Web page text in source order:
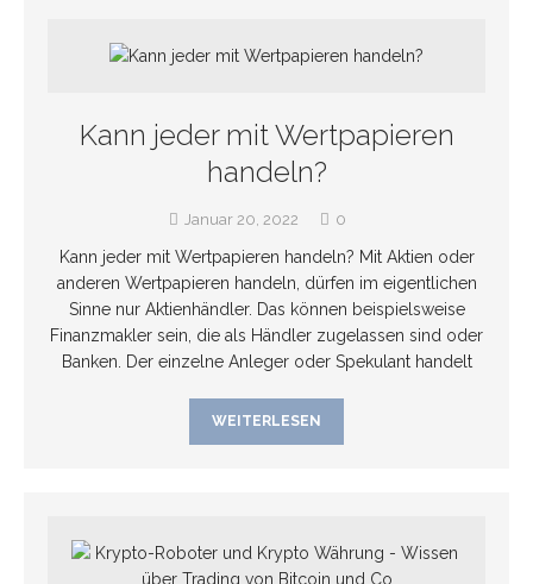
Kann jeder mit Wertpapieren
handeln?
Januar 20, 2022 0
Kann jeder mit Wertpapieren handeln? Mit Aktien oder
anderen Wertpapieren handeln, dürfen im eigentlichen
Sinne nur Aktienhändler. Das können beispielsweise
Finanzmakler sein, die als Händler zugelassen sind oder
Banken. Der einzelne Anleger oder Spekulant handelt
WEITERLESEN